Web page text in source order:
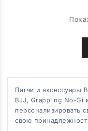
Патчи и аксессуары
BJJ, Grappling No-Gi
персонализировать
свою